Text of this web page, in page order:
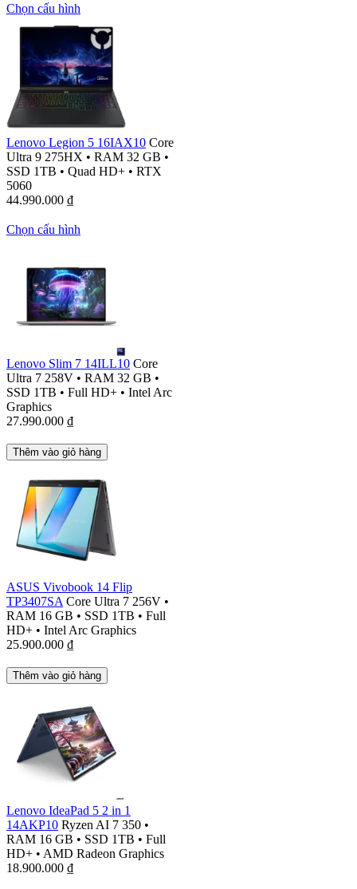
Chọn cấu hình
Lenovo Legion 5 16IAX10 Core
Ultra 9 275HX • RAM 32 GB •
SSD 1TB • Quad HD+ • RTX
5060
44.990.000 ₫
Chọn cấu hình
Lenovo Slim 7 14ILL10 Core
Ultra 7 258V • RAM 32 GB •
SSD 1TB • Full HD+ • Intel Arc
Graphics
27.990.000 ₫
Thêm vào giỏ hàng
ASUS Vivobook 14 Flip
TP3407SA Core Ultra 7 256V •
RAM 16 GB • SSD 1TB • Full
HD+ • Intel Arc Graphics
25.900.000 ₫
Thêm vào giỏ hàng
Lenovo IdeaPad 5 2 in 1
14AKP10 Ryzen AI 7 350 •
RAM 16 GB • SSD 1TB • Full
HD+ • AMD Radeon Graphics
18.900.000 ₫